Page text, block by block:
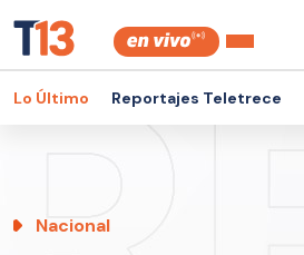
Lo Último Reportajes Teletrece
Nacional